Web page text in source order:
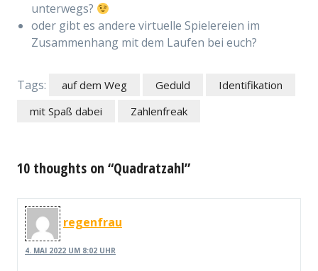
unterwegs?
oder gibt es andere virtuelle Spielereien im
Zusammenhang mit dem Laufen bei euch?
Tags: auf dem Weg Geduld
Identifikation
mit Spaß dabei
Zahlenfreak
10 thoughts on “Quadratzahl”
regenfrau
4. MAI 2022 UM 8:02 UHR